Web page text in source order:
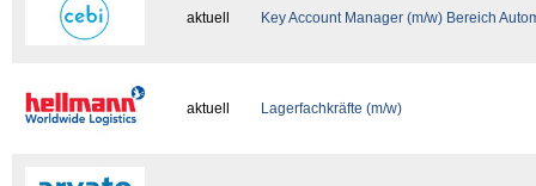
aktuell Key Account Manager (m/w) Bereich
aktuell Lagerfachkräfte (m/w)